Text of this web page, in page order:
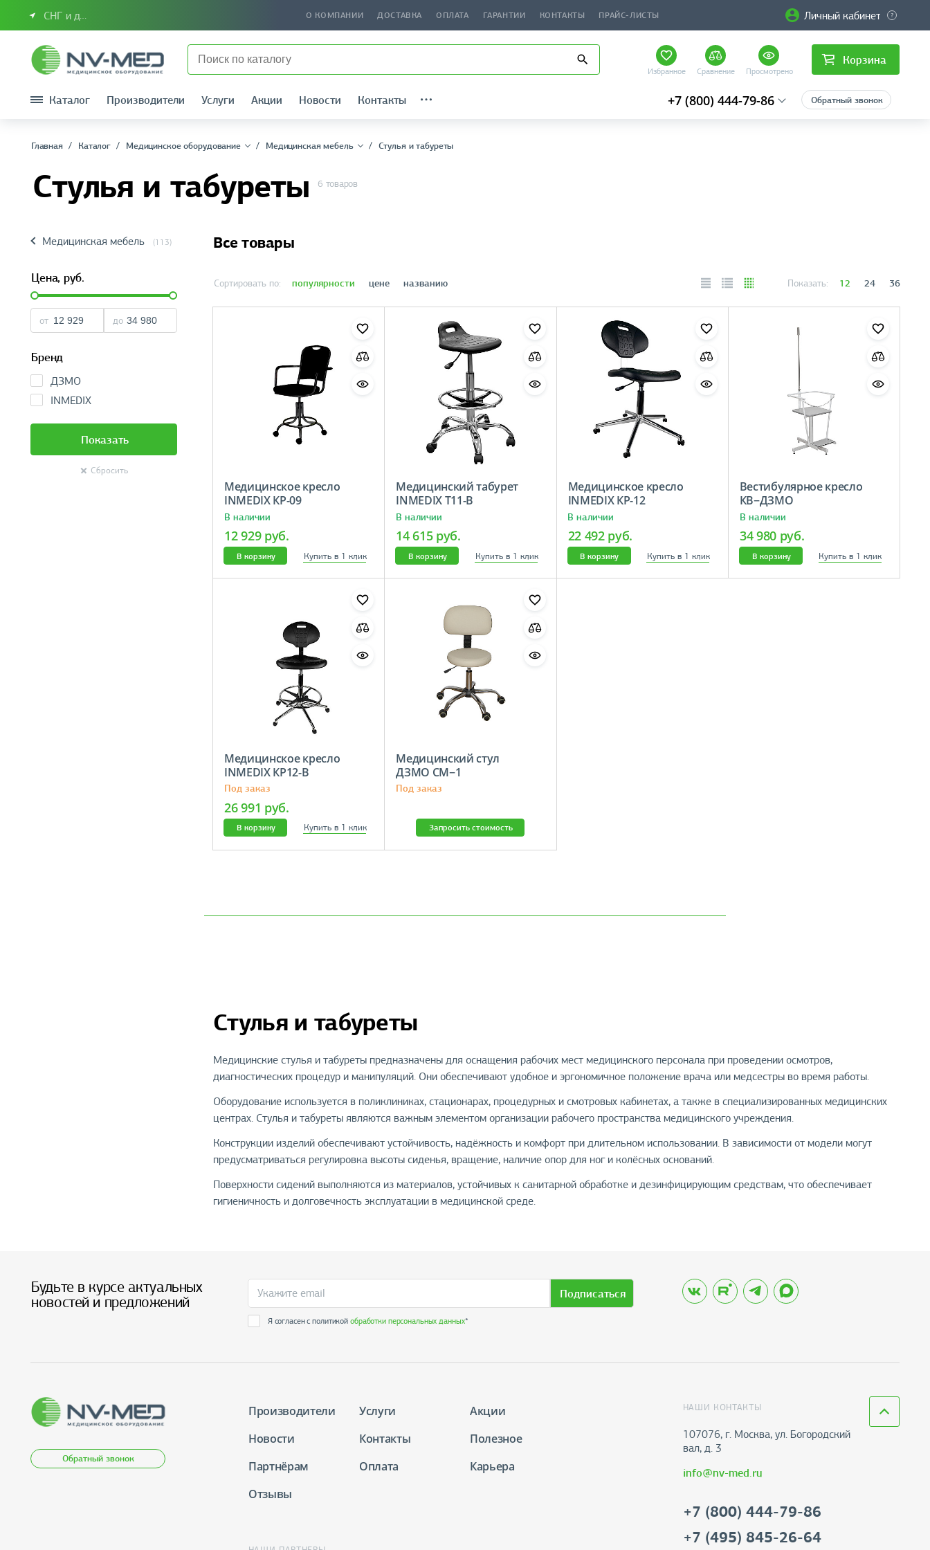
СНГ и другие страны О КОМПАНИИ ДОСТАВКА ОПЛАТА ГАРАНТИИ КОНТАКТЫ ПРАЙС-ЛИСТЫ Личный кабинет
Избранное Сравнение Просмотрено
Корзина
Каталог Производители Услуги Акции Новости Контакты +7 (800) 444-79-86 Обратный звонок
Главная Каталог Медицинское оборудование Медицинская мебель Стулья и табуреты
Стулья и табуреты 6 товаров
Медицинская мебель (113)
Цена, руб.
от до
Бренд
ДЗМО
INMEDIX
Показать
Сбросить
Все товары
Сортировать по: популярности цене названию Показать: 12 24 36
Медицинское кресло
INMEDIX КР-09
В наличии
12 929 руб.
В корзину Купить в 1 клик
Медицинский табурет
INMEDIX Т11-В
В наличии
14 615 руб.
В корзину Купить в 1 клик
Медицинское кресло
INMEDIX КР-12
В наличии
22 492 руб.
В корзину Купить в 1 клик
Вестибулярное кресло
КВ−ДЗМО
В наличии
34 980 руб.
В корзину Купить в 1 клик
Медицинское кресло
INMEDIX КР12-В
Под заказ
26 991 руб.
В корзину Купить в 1 клик
Медицинский стул
ДЗМО СМ−1
Под заказ
Запросить стоимость
Стулья и табуреты
Медицинские стулья и табуреты предназначены для оснащения рабочих мест медицинского персонала при проведении осмотров,
диагностических процедур и манипуляций. Они обеспечивают удобное и эргономичное положение врача или медсестры во время работы.
Оборудование используется в поликлиниках, стационарах, процедурных и смотровых кабинетах, а также в специализированных медицинских
центрах. Стулья и табуреты являются важным элементом организации рабочего пространства медицинского учреждения.
Конструкции изделий обеспечивают устойчивость, надёжность и комфорт при длительном использовании. В зависимости от модели могут
предусматриваться регулировка высоты сиденья, вращение, наличие опор для ног и колёсных оснований.
Поверхности сидений выполняются из материалов, устойчивых к санитарной обработке и дезинфицирующим средствам, что обеспечивает
гигиеничность и долговечность эксплуатации в медицинской среде.
Будьте в курсе актуальных
новостей и предложений
Подписаться
Я согласен с политикойобработки персональных данных*
Обратный звонок
Производители Услуги
Акции
Новости
Контакты
Полезное
Партнёрам
Оплата
Карьера
Отзывы
НАШИ КОНТАКТЫ
107076, г. Москва, ул. Богородский
вал, д. 3
info@nv-med.ru
+7 (800) 444-79-86
+7 (495) 845-26-64